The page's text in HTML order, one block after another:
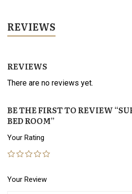
REVIEWS
REVIEWS
There are no reviews yet.
BE THE FIRST TO REVIEW
BED ROOM”
Your Rating
Your Review